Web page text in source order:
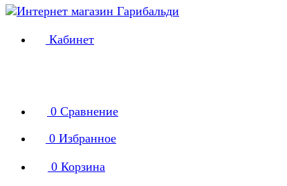
Кабинет
0 Сравнение
0 Избранное
0 Корзина